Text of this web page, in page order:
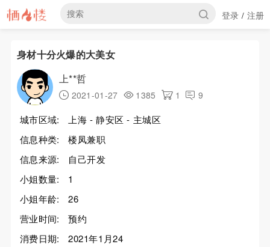
登录 / 注册
身材十分火爆的大美女
上**哲
2021-01-27 1385 1 9
城市区域:
上海 - 静安区 - 主城区
信息种类:
楼凤兼职
信息来源:
自己开发
小姐数量:
1
小姐年龄:
26
营业时间:
预约
消费日期:
2021年1月24